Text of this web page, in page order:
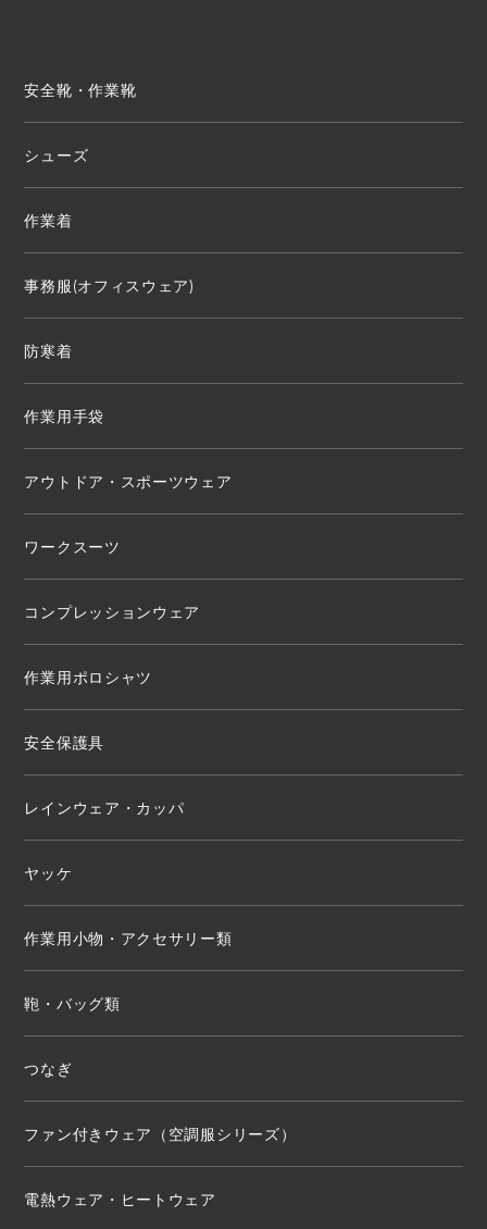
安全靴・作業靴
シューズ
作業着
事務服(オフィスウェア)
防寒着
作業用手袋
アウトドア・スポーツウェア
ワークスーツ
コンプレッションウェア
作業用ポロシャツ
安全保護具
レインウェア・カッパ
ヤッケ
作業用小物・アクセサリー類
鞄・バッグ類
つなぎ
ファン付きウェア（空調服シリーズ）
電熱ウェア・ヒートウェア